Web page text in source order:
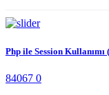
Php ile Session
84067 0